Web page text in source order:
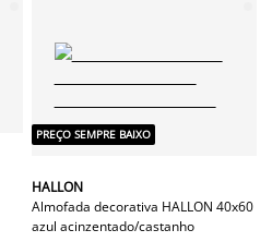
PREÇO SEMPRE BAIXO
HALLON
Almofada decorativa HALLON 40x60
azul acinzentado/castanho